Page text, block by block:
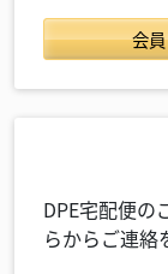
会員
DPE宅配便の
らからご連絡